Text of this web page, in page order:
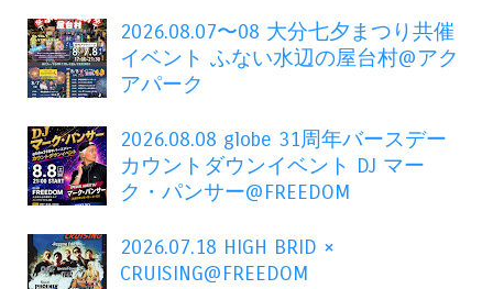
2026.08.07〜08 大分七夕まつり共催
イベント ふない水辺の屋台村@アク
アパーク
2026.08.08 globe 31周年バースデー
カウントダウンイベント DJ マー
ク・パンサー@FREEDOM
2026.07.18 HIGH BRID ×
CRUISING@FREEDOM